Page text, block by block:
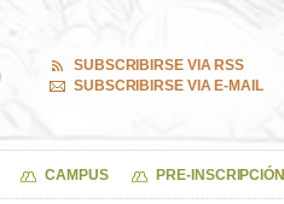
SUBSCRIBIRSE VIA RSS
SUBSCRIBIRSE VIA E-MAIL
CAMPUS PRE-INSCRIPCIÓN